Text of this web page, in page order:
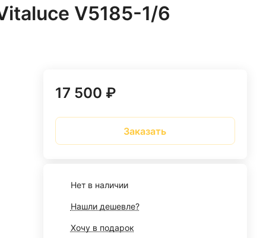
V5185-1/6
17 500 ₽
Заказать
Нет в наличии
Нашли дешевле?
Хочу в подарок